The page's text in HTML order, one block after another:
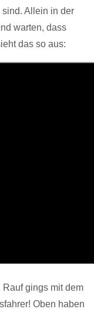
sind. Allein in der
warten, dass
das so aus:
gings mit dem
Oben haben